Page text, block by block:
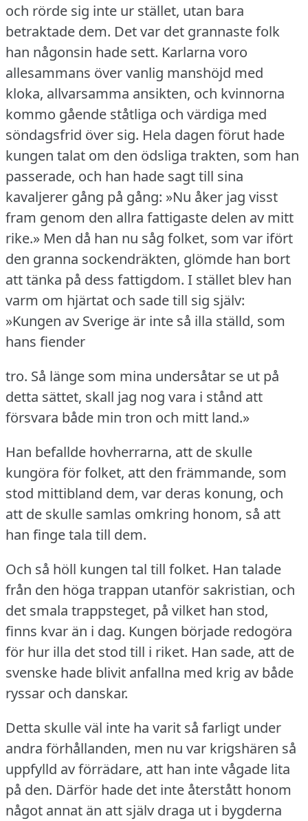
och rörde sig inte ur stället, utan bara
betraktade dem. Det var det grannaste folk
han någonsin hade sett. Karlarna voro
allesammans över vanlig manshöjd med
kloka, allvarsamma ansikten, och kvinnorna
kommo gående ståtliga och värdiga med
söndagsfrid över sig. Hela dagen förut hade
kungen talat om den ödsliga trakten, som han
passerade, och han hade sagt till sina
kavaljerer gång på gång: »Nu åker jag visst
fram genom den allra fattigaste delen av mitt
rike.» Men då han nu såg folket, som var ifört
den granna sockendräkten, glömde han bort
att tänka på dess fattigdom. I stället blev han
varm om hjärtat och sade till sig själv:
»Kungen av Sverige är inte så illa ställd, som
hans fiender
tro. Så länge som mina undersåtar se ut på
detta sättet, skall jag nog vara i stånd att
försvara både min tron och mitt land.»
Han befallde hovherrarna, att de skulle
kungöra för folket, att den främmande, som
stod mittibland dem, var deras konung, och
att de skulle samlas omkring honom, så att
han finge tala till dem.
Och så höll kungen tal till folket. Han talade
från den höga trappan utanför sakristian, och
det smala trappsteget, på vilket han stod,
finns kvar än i dag. Kungen började redogöra
för hur illa det stod till i riket. Han sade, att de
svenske hade blivit anfallna med krig av både
ryssar och danskar.
Detta skulle väl inte ha varit så farligt under
andra förhållanden, men nu var krigshären så
uppfylld av förrädare, att han inte vågade lita
på den. Därför hade det inte återstått honom
något annat än att själv draga ut i bygderna